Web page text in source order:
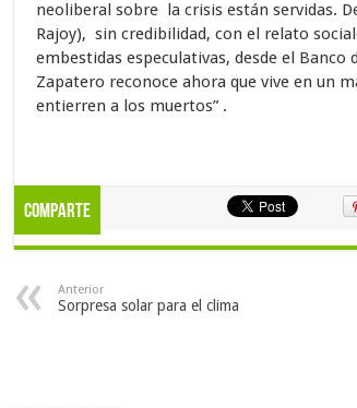
neoliberal sobre la crisis están servidas.
Rajoy), sin credibilidad, con el relato
embestidas especulativas, desde el Banco
Zapatero reconoce ahora que vive en un
entierren a los muertos” .
Comparte
Anterior
Sorpresa solar para el clima